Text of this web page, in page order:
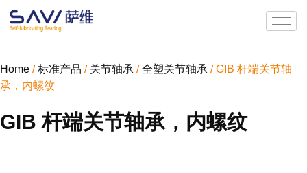
Home /标准产品 / 关节轴承 /全塑关节轴承 / GIB 杆端关节轴
承，内螺纹
GIB 杆端关节轴承，内螺纹